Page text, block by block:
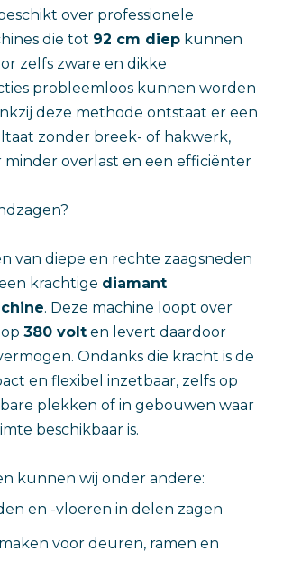
over professionele
die tot 92 cm diep kunnen
zelfs zware en dikke
probleemloos kunnen worden
deze methode ontstaat er een
zonder breek- of hakwerk,
overlast en een efficiënter
van diepe en rechte zaagsneden
krachtige diamant
. Deze machine loopt over
380 volt en levert daardoor
Ondanks die kracht is de
en flexibel inzetbaar, zelfs op
plekken of in gebouwen waar
beschikbaar is.
kunnen wij onder andere:
en -vloeren in delen zagen
voor deuren, ramen en